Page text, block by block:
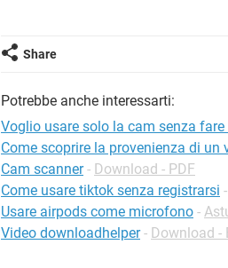
Share
Potrebbe anche interessarti:
Voglio usare solo la cam senza fare
Come scoprire la provenienza di un
Cam scanner - Download - PDF
Come usare tiktok senza registrarsi
Usare airpods come microfono -
Video downloadhelper - Download -